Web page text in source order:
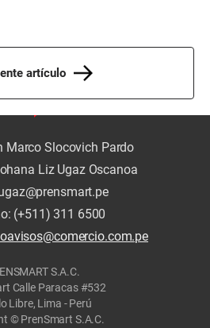
artículo
Marco Slocovich Pardo
Liz Ugaz Oscanoa
(+511) 311 6500
S.A.C.
Calle Paracas #532
Libre, Lima - Perú
© PrenSmart S.A.C.